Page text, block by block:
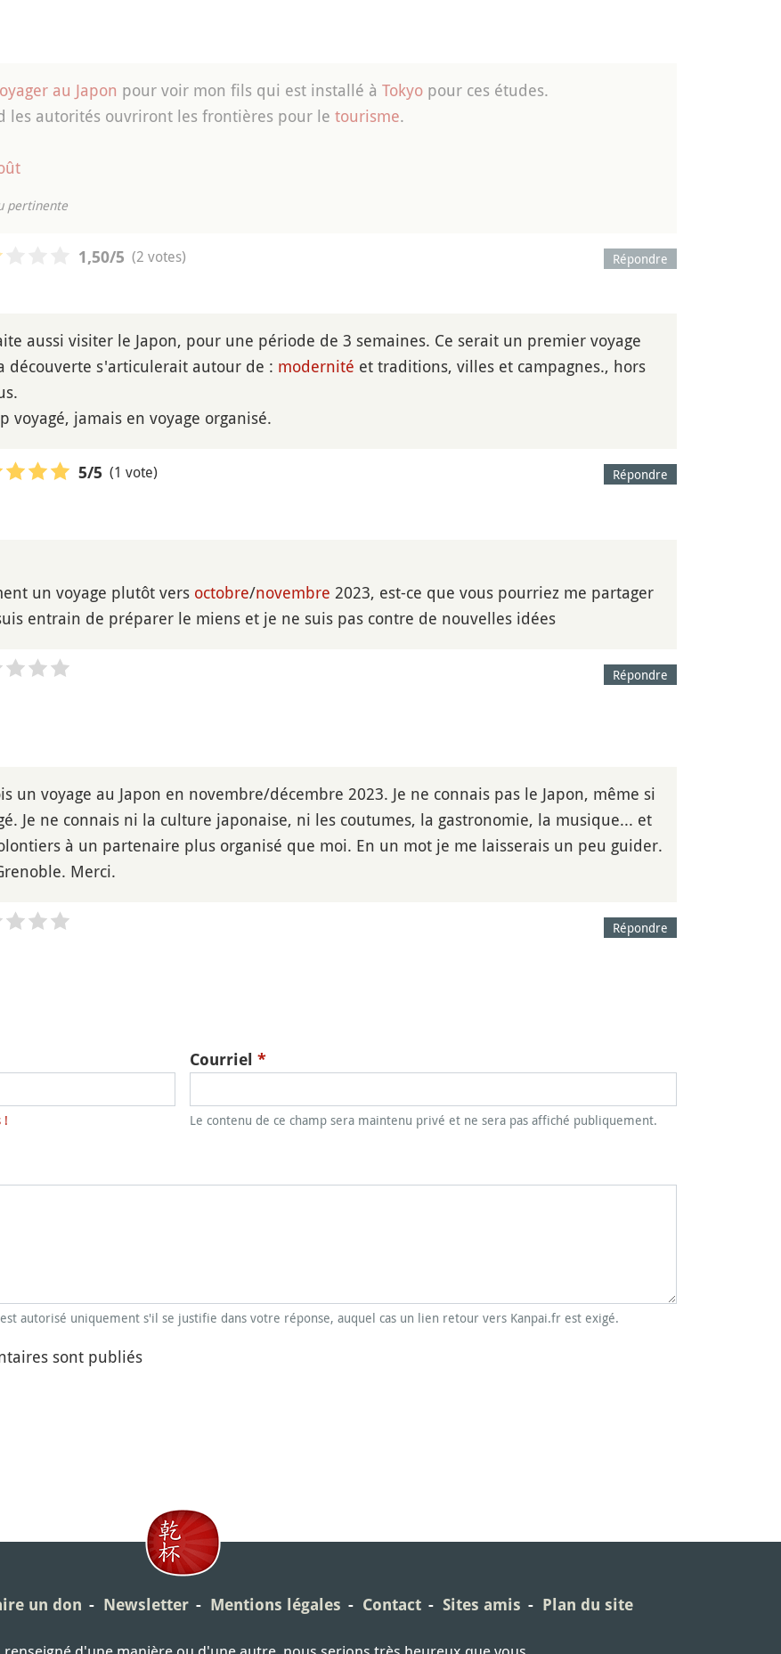
au Japon pour voir mon fils qui est installé à Tokyo pour ces études.
les autorités ouvriront les frontières pour le tourisme.
pertinente
Répondre
1,50/5 (2 votes)
aussi visiter le Japon, pour une période de 3 semaines. Ce serait un premier voyage
découverte s'articulerait autour de : modernité et traditions, villes et campagnes., hors
voyagé, jamais en voyage organisé.
Répondre
5/5 (1 vote)
un voyage plutôt vers octobre/novembre 2023, est-ce que vous pourriez me partager
entrain de préparer le miens et je ne suis pas contre de nouvelles idées
Répondre
un voyage au Japon en novembre/décembre 2023. Je ne connais pas le Japon, même si
Je ne connais ni la culture japonaise, ni les coutumes, la gastronomie, la musique... et
à un partenaire plus organisé que moi. En un mot je me laisserais un peu guider.
Merci.
Répondre
!
Courriel *
Le contenu de ce champ sera maintenu privé et ne sera pas affiché publiquement.
autorisé uniquement s'il se justifie dans votre réponse, auquel cas un lien retour vers Kanpai.fr est exigé.
sont publiés
un don Newsletter Mentions légales Contact Sites amis Plan du site